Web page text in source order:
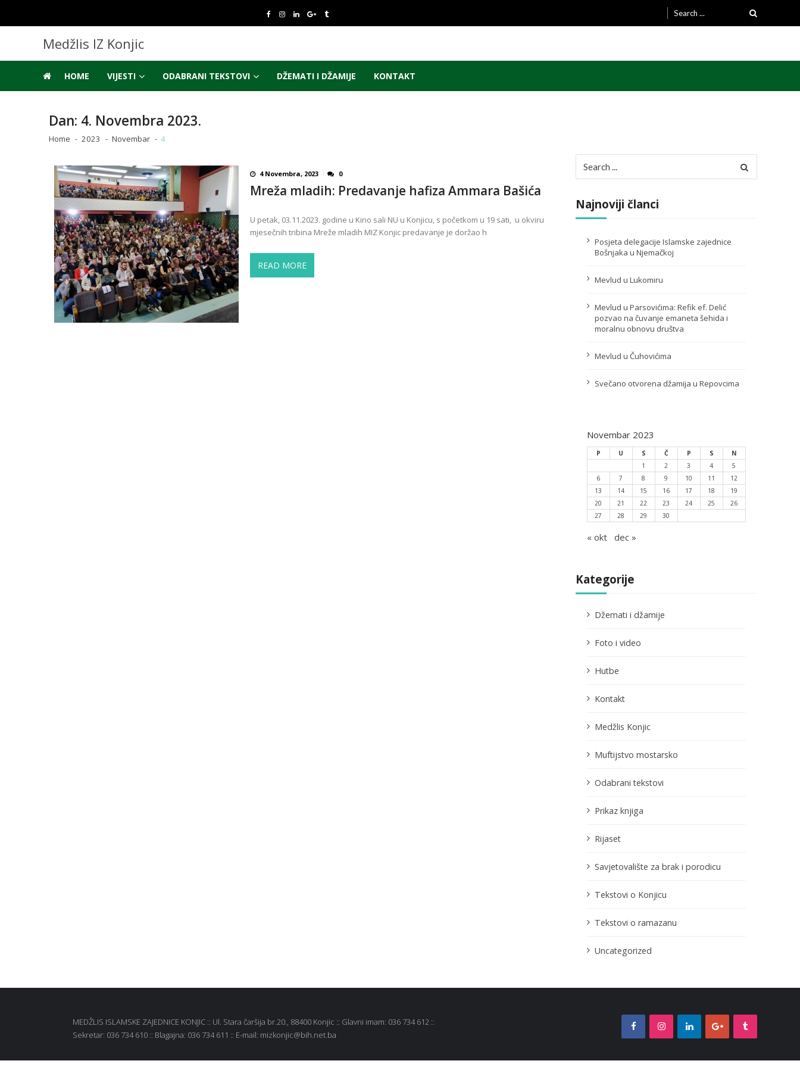
navigation
content
Search
for:
Medžlis IZ Konjic
HOME VIJESTI ODABRANI TEKSTOVI DŽEMATI I DŽAMIJE KONTAKT
Dan: 4. Novembra 2023.
Home 2023 Novembar 4
4 Novembra, 2023 0
Mreža mladih: Predavanje hafiza Ammara Bašića
U petak, 03.11.2023. godine u Kino sali NU u Konjicu, s početkom u 19 sati, u okviru
mjesečnih tribina Mreže mladih MIZ Konjic predavanje je doržao h
READ MORE
for:
Najnoviji članci
Posjeta delegacije Islamske zajednice
Bošnjaka u Njemačkoj
Mevlud u Lukomiru
Mevlud u Parsovićima: Refik ef. Delić
pozvao na čuvanje emaneta šehida i
moralnu obnovu društva
Mevlud u Čuhovićima
Svečano otvorena džamija u Repovcima
Novembar 2023
P U S Č P S
N
1
2 3 4
5
6
7 8 9 10 11
12
13
14 15 16 17 18
19
20
21 22 23 24 25
26
27
28 29 30
« okt dec »
Kategorije
Džemati i džamije
Foto i video
Hutbe
Kontakt
Medžlis Konjic
Muftijstvo mostarsko
Odabrani tekstovi
Prikaz knjiga
Rijaset
Savjetovalište za brak i porodicu
Tekstovi o Konjicu
Tekstovi o ramazanu
Uncategorized
MEDŽLIS ISLAMSKE ZAJEDNICE KONJIC :: Ul. Stara čaršija br.20., 88400 Konjic :: Glavni imam: 036 734 612 ::
Sekretar: 036 734 610 :: Blagajna: 036 734 611 :: E-mail: mizkonjic@bih.net.ba